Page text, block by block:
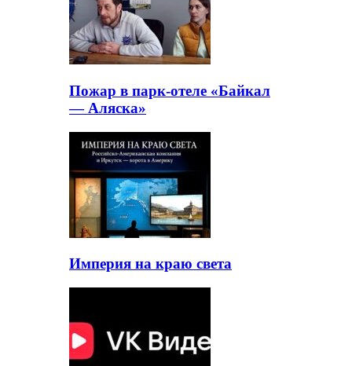
Пожар в парк-отеле «Байкал
— Аляска»
Империя на краю света